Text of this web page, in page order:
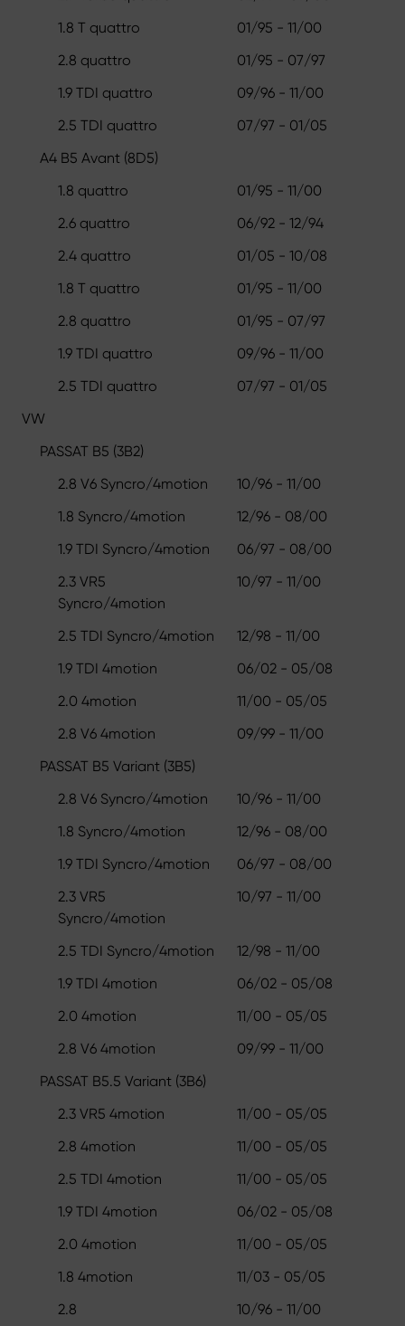
1.8 T quattro
01/95 - 11/00
2.8 quattro
01/95 - 07/97
1.9 TDI quattro
09/96 - 11/00
2.5 TDI quattro
07/97 - 01/05
A4 B5 Avant (8D5)
1.8 quattro
01/95 - 11/00
2.6 quattro
06/92 - 12/94
2.4 quattro
01/05 - 10/08
1.8 T quattro
01/95 - 11/00
2.8 quattro
01/95 - 07/97
1.9 TDI quattro
09/96 - 11/00
2.5 TDI quattro
07/97 - 01/05
VW
PASSAT B5 (3B2)
2.8 V6 Syncro/4motion
10/96 - 11/00
1.8 Syncro/4motion
12/96 - 08/00
1.9 TDI Syncro/4motion
06/97 - 08/00
2.3 VR5
Syncro/4motion
10/97 - 11/00
2.5 TDI Syncro/4motion
12/98 - 11/00
1.9 TDI 4motion
06/02 - 05/08
2.0 4motion
11/00 - 05/05
2.8 V6 4motion
09/99 - 11/00
PASSAT B5 Variant (3B5)
2.8 V6 Syncro/4motion
10/96 - 11/00
1.8 Syncro/4motion
12/96 - 08/00
1.9 TDI Syncro/4motion
06/97 - 08/00
2.3 VR5
Syncro/4motion
10/97 - 11/00
2.5 TDI Syncro/4motion
12/98 - 11/00
1.9 TDI 4motion
06/02 - 05/08
2.0 4motion
11/00 - 05/05
2.8 V6 4motion
09/99 - 11/00
PASSAT B5.5 Variant (3B6)
2.3 VR5 4motion
11/00 - 05/05
2.8 4motion
11/00 - 05/05
2.5 TDI 4motion
11/00 - 05/05
1.9 TDI 4motion
06/02 - 05/08
2.0 4motion
11/00 - 05/05
1.8 4motion
11/03 - 05/05
2.8
10/96 - 11/00